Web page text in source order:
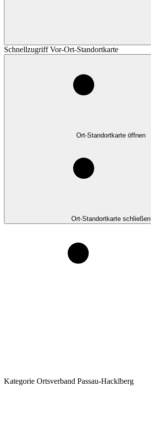
Schnellzugriff Vor-Ort-Standortkarte
Ort-Standortkarte öffnen
Ort-Standortkarte schließen
Kategorie Ortsverband Passau-Hacklberg